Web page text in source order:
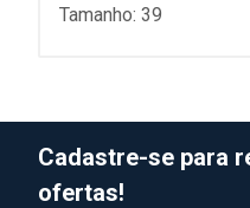
Tamanho: 39
Cadastre-se para
ofertas!